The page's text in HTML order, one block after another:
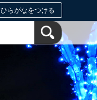
ひらがなをつける